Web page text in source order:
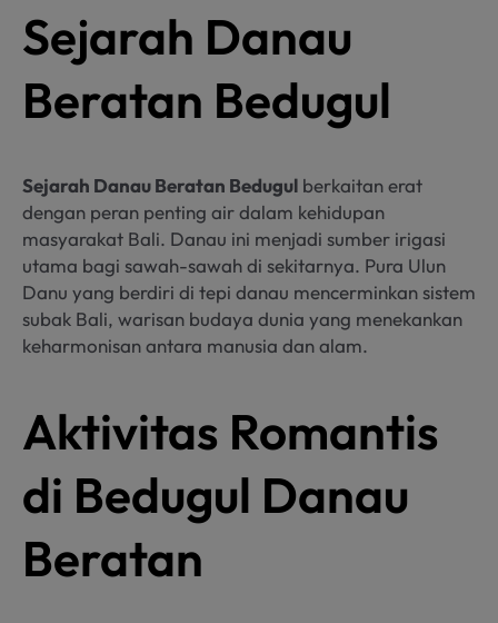
Sejarah Danau
Beratan Bedugul
Sejarah Danau Beratan Bedugul berkaitan erat
dengan peran penting air dalam kehidupan
masyarakat Bali. Danau ini menjadi sumber irigasi
utama bagi sawah-sawah di sekitarnya. Pura Ulun
Danu yang berdiri di tepi danau mencerminkan sistem
subak Bali, warisan budaya dunia yang menekankan
keharmonisan antara manusia dan alam.
Aktivitas Romantis
di Bedugul Danau
Beratan